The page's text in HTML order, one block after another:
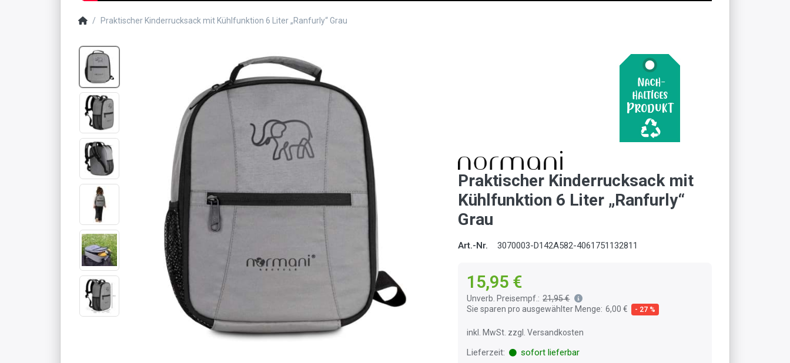
Praktischer Kinderrucksack mit Kühlfunktion 6 Liter „Ranfurly“ Grau
Praktischer Kinderrucksack mit
Kühlfunktion 6 Liter „Ranfurly“
Grau
Art.-Nr. 3070003-D142A582-4061751132811
15,95 €
Unverb. Preisempf.: 21,95 €
Sie sparen pro ausgewählter Menge: 6,00 € - 27 %
inkl. MwSt. zzgl. Versandkosten
Lieferzeit:
sofort lieferbar